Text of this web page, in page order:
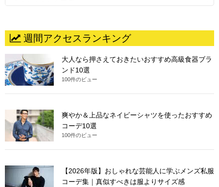
週間アクセスランキング
大人なら押さえておきたいおすすめ高級食器ブラ
ンド10選
100件のビュー
爽やか＆上品なネイビーシャツを使ったおすすめ
コーデ10選
100件のビュー
【2026年版】おしゃれな芸能人に学ぶメンズ私服
コーデ集｜真似すべきは服よりサイズ感